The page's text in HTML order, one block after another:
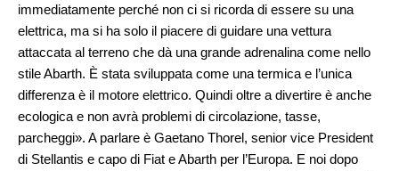
immediatamente perché non ci si ricorda di essere su una
elettrica, ma si ha solo il piacere di guidare una vettura
attaccata al terreno che dà una grande adrenalina come nello
stile Abarth. È stata sviluppata come una termica e l’unica
differenza è il motore elettrico. Quindi oltre a divertire è anche
ecologica e non avrà problemi di circolazione, tasse,
parcheggi». A parlare è Gaetano Thorel, senior vice President
di Stellantis e capo di Fiat e Abarth per l’Europa. E noi dopo